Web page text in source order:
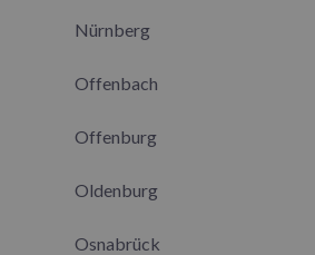
Nürnberg
Offenbach
Offenburg
Oldenburg
Osnabrück